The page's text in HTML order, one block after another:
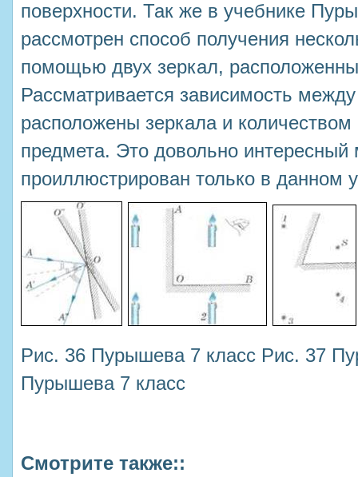
поверхности. Так же в учебнике
рассмотрен способ получения
помощью двух зеркал,
Рассматривается зависимость
расположены зеркала и
предмета. Это довольно интересный
проиллюстрирован только в данном
Рис. 36 Пурышева 7 класс Рис. 37
Пурышева 7 класс
Смотрите также::